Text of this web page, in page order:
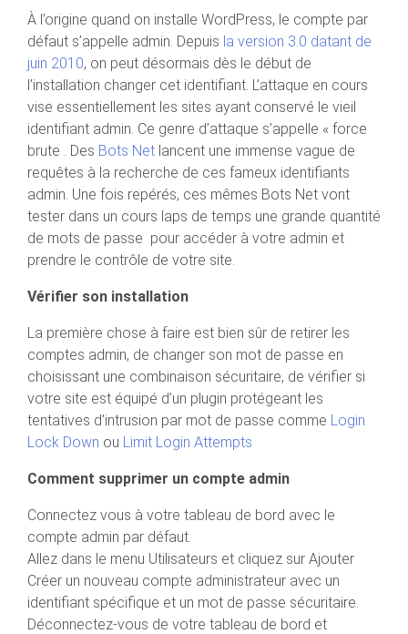
À l’origine quand on installe WordPress, le compte par
défaut s’appelle admin. Depuis la version 3.0 datant de
juin 2010, on peut désormais dès le début de
l’installation changer cet identifiant. L’attaque en cours
vise essentiellement les sites ayant conservé le vieil
identifiant admin. Ce genre d’attaque s’appelle « force
brute . Des Bots Net lancent une immense vague de
requêtes à la recherche de ces fameux identifiants
admin. Une fois repérés, ces mêmes Bots Net vont
tester dans un cours laps de temps une grande quantité
de mots de passe pour accéder à votre admin et
prendre le contrôle de votre site.
Vérifier son installation
La première chose à faire est bien sûr de retirer les
comptes admin, de changer son mot de passe en
choisissant une combinaison sécuritaire, de vérifier si
votre site est équipé d’un plugin protégeant les
tentatives d’intrusion par mot de passe comme Login
Lock Down ou Limit Login Attempts
Comment supprimer un compte admin
Connectez vous à votre tableau de bord avec le
compte admin par défaut.
Allez dans le menu Utilisateurs et cliquez sur Ajouter
Créer un nouveau compte administrateur avec un
identifiant spécifique et un mot de passe sécuritaire.
Déconnectez-vous de votre tableau de bord et